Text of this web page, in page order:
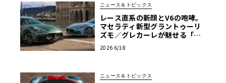
ニュース＆トピックス
レース直系の新顔とV6の咆哮。
マセラティ新型グラントゥーリ
ズモ／グレカーレが魅せる「気
2026 6/18
ニュース＆トピックス